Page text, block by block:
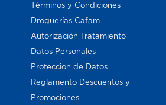
Términos y Condiciones
Droguerías Cafam
Autorización Tratamiento
Datos Personales
Proteccion de Datos
Reglamento Descuentos y
Promociones